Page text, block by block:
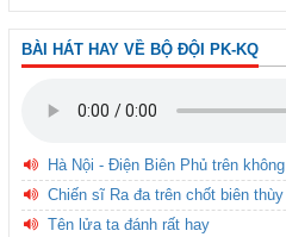
BÀI HÁT HAY VỀ BỘ ĐỘI PK-KQ
Hà Nội - Điện Biên Phủ trên không
Chiến sĩ Ra đa trên chốt biên thùy
Tên lửa ta đánh rất hay